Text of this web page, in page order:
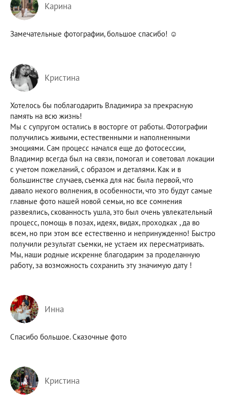
Карина
Замечательные фотографии, большое спасибо! ☺️
Кристина
Хотелось бы поблагодарить Владимира за прекрасную
память на всю жизнь!
Мы с супругом остались в восторге от работы. Фотографии
получились живыми, естественными и наполненными
эмоциями. Сам процесс начался еще до фотосессии,
Владимир всегда был на связи, помогал и советовал локации
с учетом пожеланий, с образом и деталями. Как и в
большинстве случаев, съемка для нас была первой, что
давало некого волнения, в особенности, что это будут самые
главные фото нашей новой семьи, но все сомнения
развеялись, скованность ушла, это был очень увлекательный
процесс, помощь в позах, идеях, видах, проходках , да во
всем, но при этом все естественно и непринужденно! Быстро
получили результат съемки, не устаем их пересматривать.
Мы, наши родные искренне благодарим за проделанную
работу, за возможность сохранить эту значимую дату !
Инна
Спасибо большое. Сказочные фото
Кристина